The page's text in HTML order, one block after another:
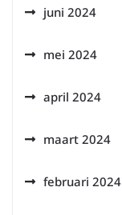
juni 2024
mei 2024
april 2024
maart 2024
februari 2024